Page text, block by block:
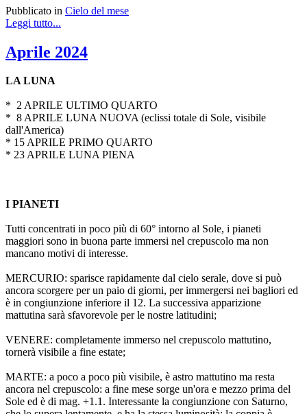
Pubblicato in Cielo del mese
Leggi tutto...
Aprile 2024
LA LUNA
* 2 APRILE ULTIMO QUARTO
* 8 APRILE LUNA NUOVA (eclissi totale di Sole, visibile
dall'America)
* 15 APRILE PRIMO QUARTO
* 23 APRILE LUNA PIENA
I PIANETI
Tutti concentrati in poco più di 60° intorno al Sole, i pianeti
maggiori sono in buona parte immersi nel crepuscolo ma non
mancano motivi di interesse.
MERCURIO: sparisce rapidamente dal cielo serale, dove si può
ancora scorgere per un paio di giorni, per immergersi nei bagliori ed
è in congiunzione inferiore il 12. La successiva apparizione
mattutina sarà sfavorevole per le nostre latitudini;
VENERE: completamente immerso nel crepuscolo mattutino,
tornerà visibile a fine estate;
MARTE: a poco a poco più visibile, è astro mattutino ma resta
ancora nel crepuscolo: a fine mese sorge un'ora e mezzo prima del
Sole ed è di mag. +1.1. Interessante la congiunzione con Saturno,